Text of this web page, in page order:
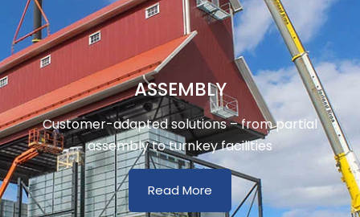
ASSEMBLY
Customer-adapted solutions – from partial
assembly to turnkey facilities
Read More